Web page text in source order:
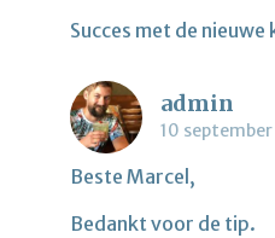
Succes met de nieuwe
admin
10
Beste Marcel,
Bedankt voor de tip.